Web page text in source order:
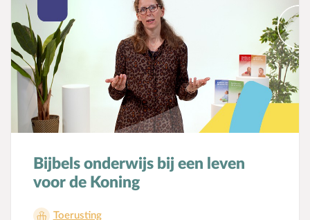
Bijbels onderwijs bij een leven
voor de Koning
Toerusting